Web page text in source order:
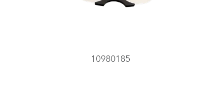
10980185